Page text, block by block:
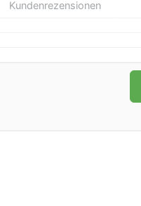
Kundenrezensionen